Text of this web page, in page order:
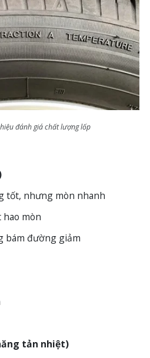
hiệu đánh giá chất lượng lốp
tốt, nhưng mòn nhanh
mòn
bám đường giảm
tản nhiệt)